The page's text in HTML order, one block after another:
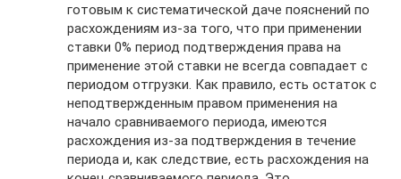
готовым к систематической даче пояснений по
расхождениям из-за того, что при применении
ставки 0% период подтверждения права на
применение этой ставки не всегда совпадает с
периодом отгрузки. Как правило, есть остаток с
неподтвержденным правом применения на
начало сравниваемого периода, имеются
расхождения из-за подтверждения в течение
периода и, как следствие, есть расхождения на